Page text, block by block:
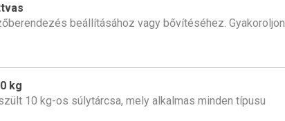
beállításához vagy bővítéséhez. Gyakoroljon
kg
10 kg-os súlytárcsa, mely alkalmas minden típusu